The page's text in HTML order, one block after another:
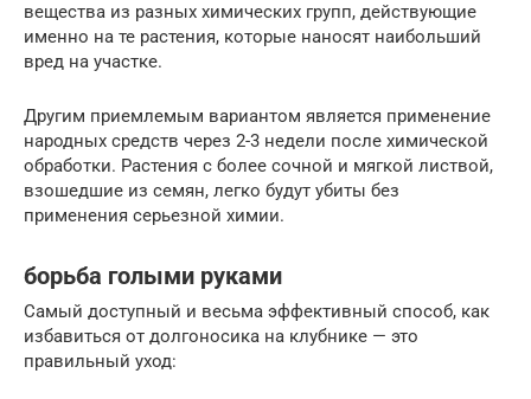
вещества из разных химических групп, действующие
именно на те растения, которые наносят наибольший
вред на участке.
Другим приемлемым вариантом является применение
народных средств через 2-3 недели после химической
обработки. Растения с более сочной и мягкой листвой,
взошедшие из семян, легко будут убиты без
применения серьезной химии.
борьба голыми руками
Самый доступный и весьма эффективный способ, как
избавиться от долгоносика на клубнике — это
правильный уход: